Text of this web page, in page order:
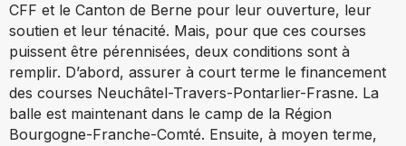
CFF et le Canton de Berne pour leur ouverture, leur
soutien et leur ténacité. Mais, pour que ces courses
puissent être pérennisées, deux conditions sont à
remplir. D’abord, assurer à court terme le financement
des courses Neuchâtel-Travers-Pontarlier-Frasne. La
balle est maintenant dans le camp de la Région
Bourgogne-Franche-Comté. Ensuite, à moyen terme,